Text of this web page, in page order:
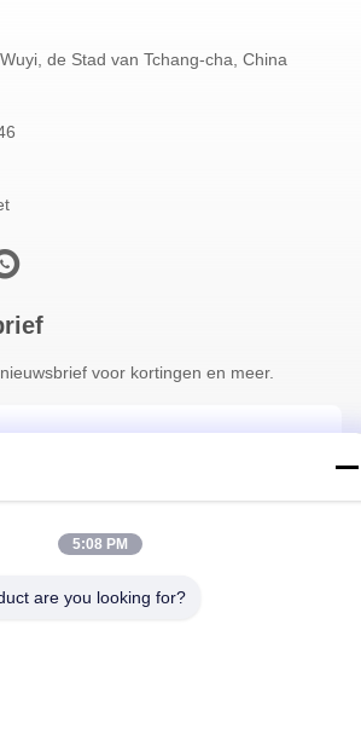
de Stad van Tchang-cha, China
voor kortingen en meer.
5:08 PM
are you looking for?